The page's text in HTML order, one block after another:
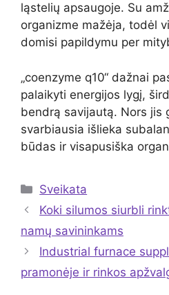
ląstelių apsaugoje. Su
organizme mažėja, todėl
domisi papildymu per
„coenzyme q10“ dažnai
palaikyti energijos lygį,
bendrą savijautą. Nors jis
svarbiausia išlieka
būdas ir visapusiška
Kategorijos
Sveikata
Koki silumos siurbli
namų savininkams
Industrial furnace
pramonėje ir rinkos